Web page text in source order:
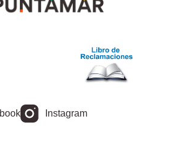
Instagram